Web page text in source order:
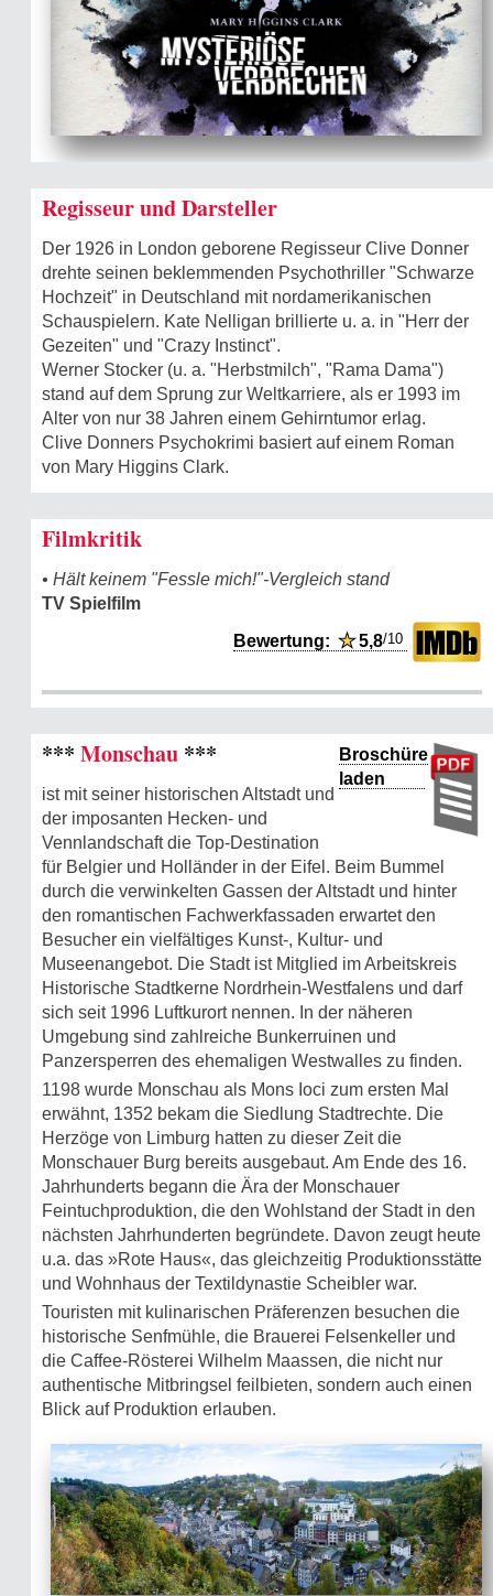
Regisseur und Darsteller
Der 1926 in London geborene Regisseur Clive Donner
drehte seinen beklemmenden Psychothriller "Schwarze
Hochzeit" in Deutschland mit nordamerikanischen
Schauspielern. Kate Nelligan brillierte u. a. in "Herr der
Gezeiten" und "Crazy Instinct".
Werner Stocker (u. a. "Herbstmilch", "Rama Dama")
stand auf dem Sprung zur Weltkarriere, als er 1993 im
Alter von nur 38 Jahren einem Gehirntumor erlag.
Clive Donners Psychokrimi basiert auf einem Roman
von Mary Higgins Clark.
Filmkritik
• Hält keinem "Fessle mich!"-Vergleich stand
TV Spielfilm
Bewertung:★5,8/10
Broschüre
laden
*** Monschau ***
ist mit seiner historischen Altstadt und
der imposanten Hecken- und
Vennlandschaft die Top-Destination
für Belgier und Holländer in der Eifel. Beim Bummel
durch die verwinkelten Gassen der Altstadt und hinter
den romantischen Fachwerkfassaden erwartet den
Besucher ein vielfältiges Kunst-, Kultur- und
Museenangebot. Die Stadt ist Mitglied im Arbeitskreis
Historische Stadtkerne Nordrhein-Westfalens und darf
sich seit 1996 Luftkurort nennen. In der näheren
Umgebung sind zahlreiche Bunkerruinen und
Panzersperren des ehemaligen Westwalles zu finden.
1198 wurde Monschau als Mons Ioci zum ersten Mal
erwähnt, 1352 bekam die Siedlung Stadtrechte. Die
Herzöge von Limburg hatten zu dieser Zeit die
Monschauer Burg bereits ausgebaut. Am Ende des 16.
Jahrhunderts begann die Ära der Monschauer
Feintuchproduktion, die den Wohlstand der Stadt in den
nächsten Jahrhunderten begründete. Davon zeugt heute
u.a. das »Rote Haus«, das gleichzeitig Produktionsstätte
und Wohnhaus der Textildynastie Scheibler war.
Touristen mit kulinarischen Präferenzen besuchen die
historische Senfmühle, die Brauerei Felsenkeller und
die Caffee-Rösterei Wilhelm Maassen, die nicht nur
authentische Mitbringsel feilbieten, sondern auch einen
Blick auf Produktion erlauben.